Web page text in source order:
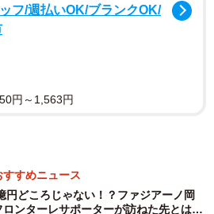
たとして、手荷物検査のため入場
観客に無期限入場禁止の処分を下
アム（大阪市）周辺と思われる場
かれた横断幕を手にした集団が柵
た」と公表し謝罪した。
フ/週払いOK/ブランクOK/
円～1,563円
すすめニュース
円どころじゃない！？ファジアーノ岡
ロンターレサポーターが訪ねた先とは…